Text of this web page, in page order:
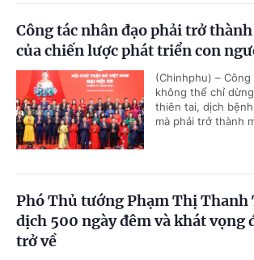
Công tác nhân đạo phải trở
của chiến lược phát triển con
(Chinhphu) –
không thể chỉ
thiên tai, dịch
mà phải trở thành
Phó Thủ tướng Phạm Thị Thanh
dịch 500 ngày đêm và khát vọng
trở về